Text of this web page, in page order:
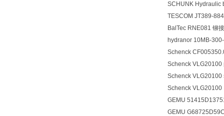
SCHUNK Hydraulic
TESCOM JT389-
BalTec RNE081 铆
hydranor 10MB-
Schenck
Schenck
Schenck
Schenck
GEMU
GEMU